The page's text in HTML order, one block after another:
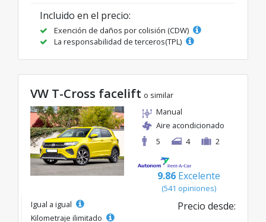
Incluido en el precio:
Exención de daños por colisión (CDW)
La responsabilidad de terceros(TPL)
VW T-Cross facelift o similar
Manual
Aire acondicionado
5
4 2
9.86 Excelente
(541 opiniones)
Igual a igual
Kilometraje ilimitado
Precio desde: